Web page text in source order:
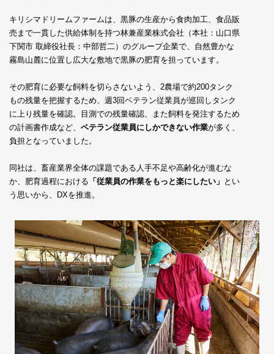
キリシマドリームファームは、黒豚の生産から食肉加工、食品販
売まで一貫した供給体制を持つ林兼産業株式会社（本社：山口県
下関市 取締役社長：中部哲二）のグループ企業で、自然豊かな
霧島山麓に位置し広大な敷地で黒豚の肥育を担っています。
その肥育に必要な飼料を切らさないよう、2農場で約200タンク
もの残量を把握するため、週3回ベテラン従業員が巡回しタンク
に上り残量を確認。目測での残量確認、また飼料を発注するため
の計画書作成など、 ベテラン従業員にしかできない作業が多く、
負担となっていました。
同社は、畜産業界全体の課題である人手不足や高齢化が進むな
か、肥育過程における 「従業員の作業をもっと楽にしたい」 とい
う思いから、DXを推進。